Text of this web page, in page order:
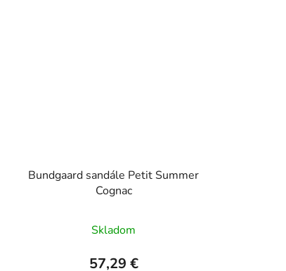
Bundgaard sandále Petit Summer
Cognac
Skladom
57,29 €